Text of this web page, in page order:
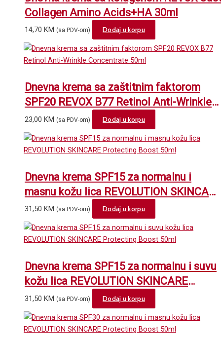
Collagen Amino Acids+HA 30ml
14,70 KM (sa PDV-om) Dodaj u korpu
Dnevna krema sa zaštitnim faktorom
SPF20 REVOX B77 Retinol Anti-Wrinkle
Concentrate 50ml
23,00 KM (sa PDV-om) Dodaj u korpu
Dnevna krema SPF15 za normalnu i
masnu kožu lica REVOLUTION
Protecting Boost 50ml
31,50 KM (sa PDV-om) Dodaj u korpu
Dnevna krema SPF15 za normalnu i suvu
kožu lica REVOLUTION SKINCARE
Protecting Boost 50ml
31,50 KM (sa PDV-om) Dodaj u korpu